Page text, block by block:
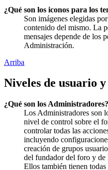
¿Qué son los iconos para los
Son imágenes elegidas
contenido del mismo. La
mensajes depende de los
Administración.
Arriba
Niveles de usuario
¿Qué son los Administradores?
Los Administradores son
nivel de control sobre el
controlar todas las
incluyendo
creación de grupos
del fundador del foro y de
Ellos también tienen